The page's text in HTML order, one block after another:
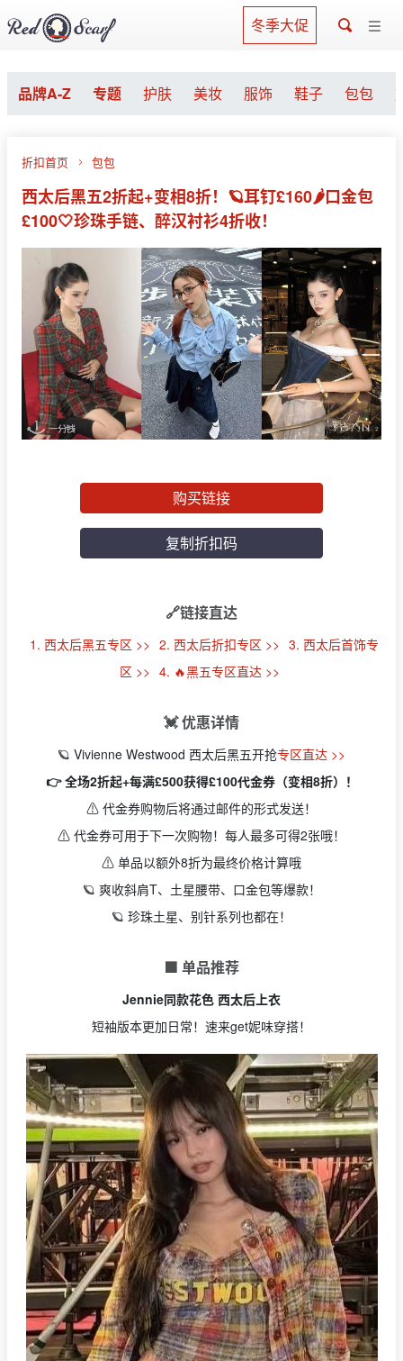
冬季大促
品牌A-Z 专题 护肤 美妆 服饰 鞋子 包包
折扣首页 包包
西太后黑五2折起+变相8折！🪐耳钉£160🌶️口金包
£100🤍珍珠手链、醉汉衬衫4折收！
购买链接
复制折扣码
🔗链接直达
1. 西太后黑五专区 >> 2. 西太后折扣专区 >> 3. 西太后首饰专
区 >> 4. 🔥黑五专区直达 >>
💓 优惠详情
🪐 Vivienne Westwood 西太后黑五开抢专区直达 >>
👉 全场2折起+每满£500获得£100代金券（变相8折）！
⚠️ 代金券购物后将通过邮件的形式发送！
⚠️ 代金券可用于下一次购物！每人最多可得2张哦！
⚠️ 单品以额外8折为最终价格计算哦
🪐 爽收斜肩T、土星腰带、口金包等爆款！
🪐 珍珠土星、别针系列也都在！
🟩 单品推荐
Jennie同款花色 西太后上衣
短袖版本更加日常！速来get妮味穿搭！